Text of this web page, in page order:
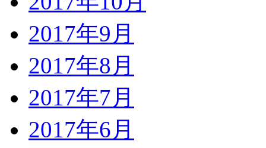
2017年9月
2017年8月
2017年7月
2017年6月